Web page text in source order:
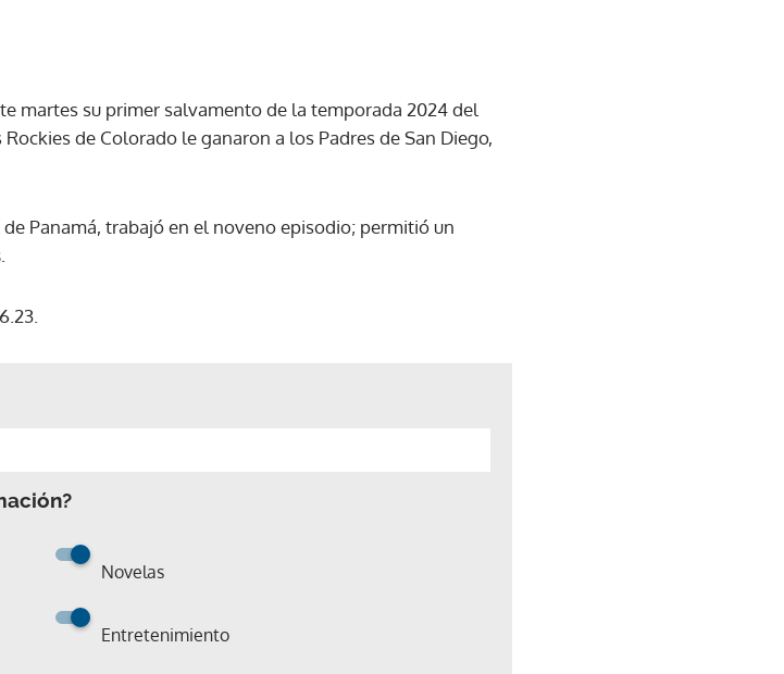
martes su primer salvamento de la temporada 2024 del
de Colorado le ganaron a los Padres de San Diego,
Panamá, trabajó en el noveno episodio; permitió un
Novelas
Entretenimiento